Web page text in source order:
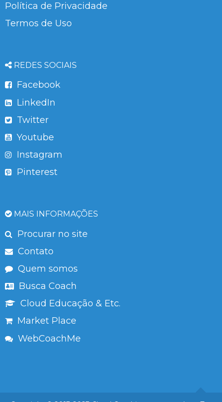
Política de Privacidade
Termos de Uso
REDES SOCIAIS
Facebook
LinkedIn
Twitter
Youtube
Instagram
Pinterest
MAIS INFORMAÇÕES
Procurar no site
Contato
Quem somos
Busca Coach
Cloud Educação & Etc.
Market Place
WebCoachMe